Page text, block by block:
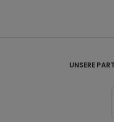
UNSERE